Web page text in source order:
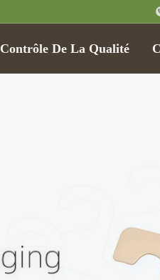
Contrôle De La Qualité